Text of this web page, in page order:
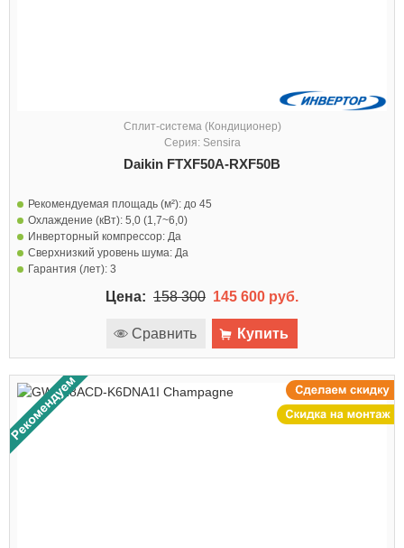
Сплит-система (Кондиционер)
Серия: Sensira
Daikin FTXF50A-RXF50B
Рекомендуемая площадь (м²): до 45
Охлаждение (кВт): 5,0 (1,7~6,0)
Инверторный компрессор: Да
Сверхнизкий уровень шума: Да
Гарантия (лет): 3
Цена: 145 600 руб.
158 300
Сравнить Купить